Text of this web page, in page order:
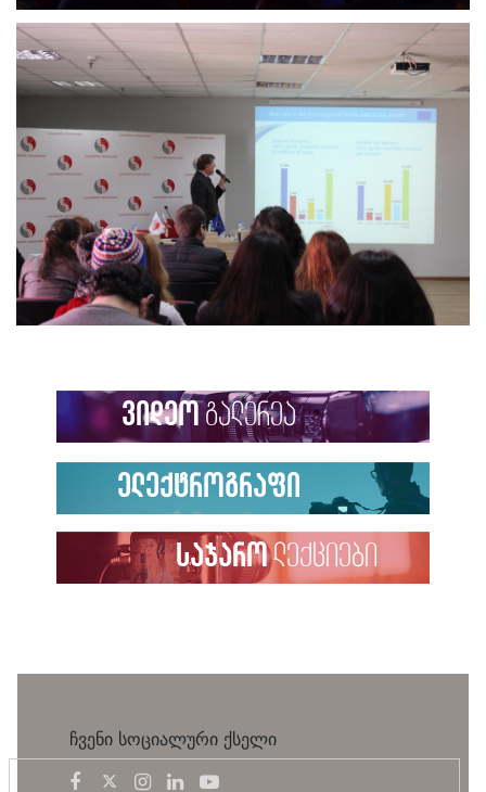
ვიდეოგალერეა
ელექტროგრაფი
საჯაროლექციები
ჩვენი სოციალური ქსელი